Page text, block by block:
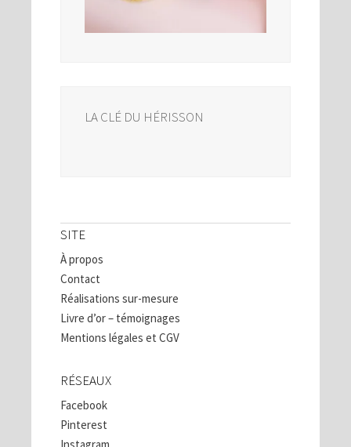
LA CLÉ DU HÉRISSON
SITE
À propos
Contact
Réalisations sur-mesure
Livre d’or – témoignages
Mentions légales et CGV
RÉSEAUX
Facebook
Pinterest
Instagram